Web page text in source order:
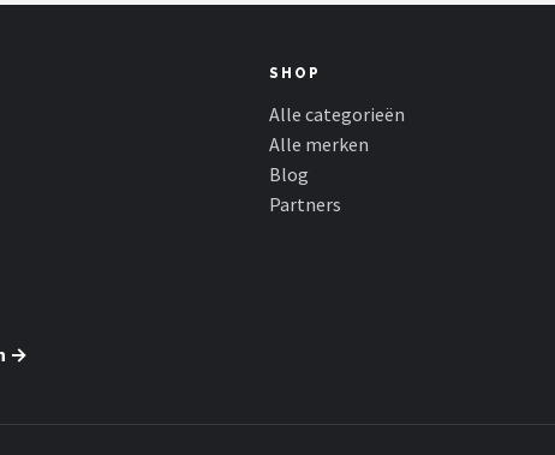
→
SHOP
Alle categorieën
Alle merken
Blog
Partners